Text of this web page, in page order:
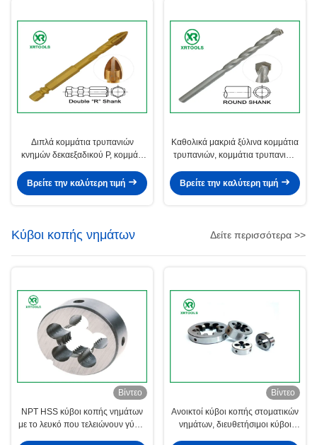
Διπλά κομμάτια τρυπανιών
κνημών δεκαεξαδικού Ρ, κομμάτι
16mm με το φλάουτο
Βρείτε την καλύτερη τιμή
Καθολικά μακριά ξύλινα κομμάτια
τρυπανιών, κομμάτια τρυπανιών
κεραμιδιών
Βρείτε την καλύτερη τιμή
Κύβοι κοπής νημάτων Δείτε περισσότερα >>
Βίντεο
NPT HSS κύβοι κοπής νημάτων
με το λευκό που τελειώνουν γύρω
Βίντεο
Ανοικτοί κύβοι κοπής στοματικών
νημάτων, διευθετήσιμοι κύβοι